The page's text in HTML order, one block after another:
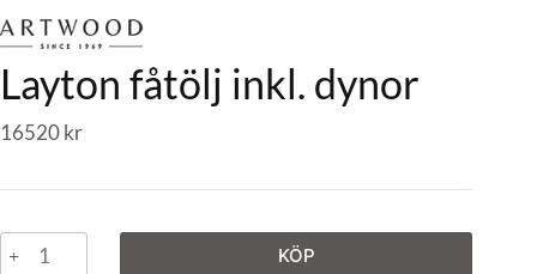
Layton fåtölj inkl. dynor
16520kr
KÖP